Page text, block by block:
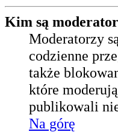
Kim są
Moderatorzy
codzienne
także
które
publikowali
Na górę